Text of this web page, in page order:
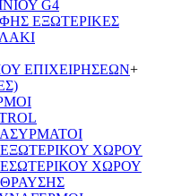
G4
ΕΞΩΤΕΡΙΚΕΣ
ΕΠΙΧΕΙΡΗΣΕΩΝ+
ΧΩΡΟΥ
ΧΩΡΟΥ